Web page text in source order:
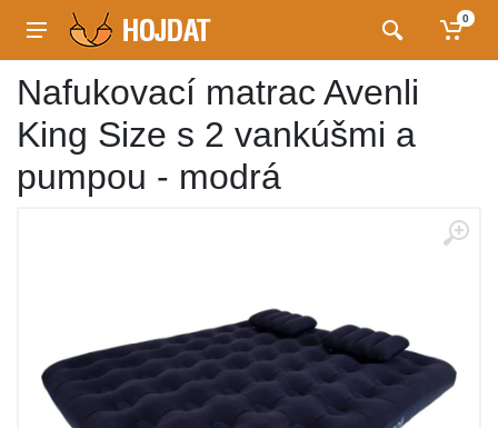
0
Nafukovací matrac Avenli
King Size s 2 vankúšmi a
pumpou - modrá